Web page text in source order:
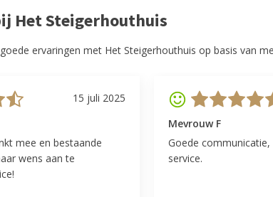
Het Steigerhouthuis
ervaringen met Het Steigerhouthuis op basis van
15 juli 2025
mee en bestaande
wens aan te
Mevrouw F
Goede
service.